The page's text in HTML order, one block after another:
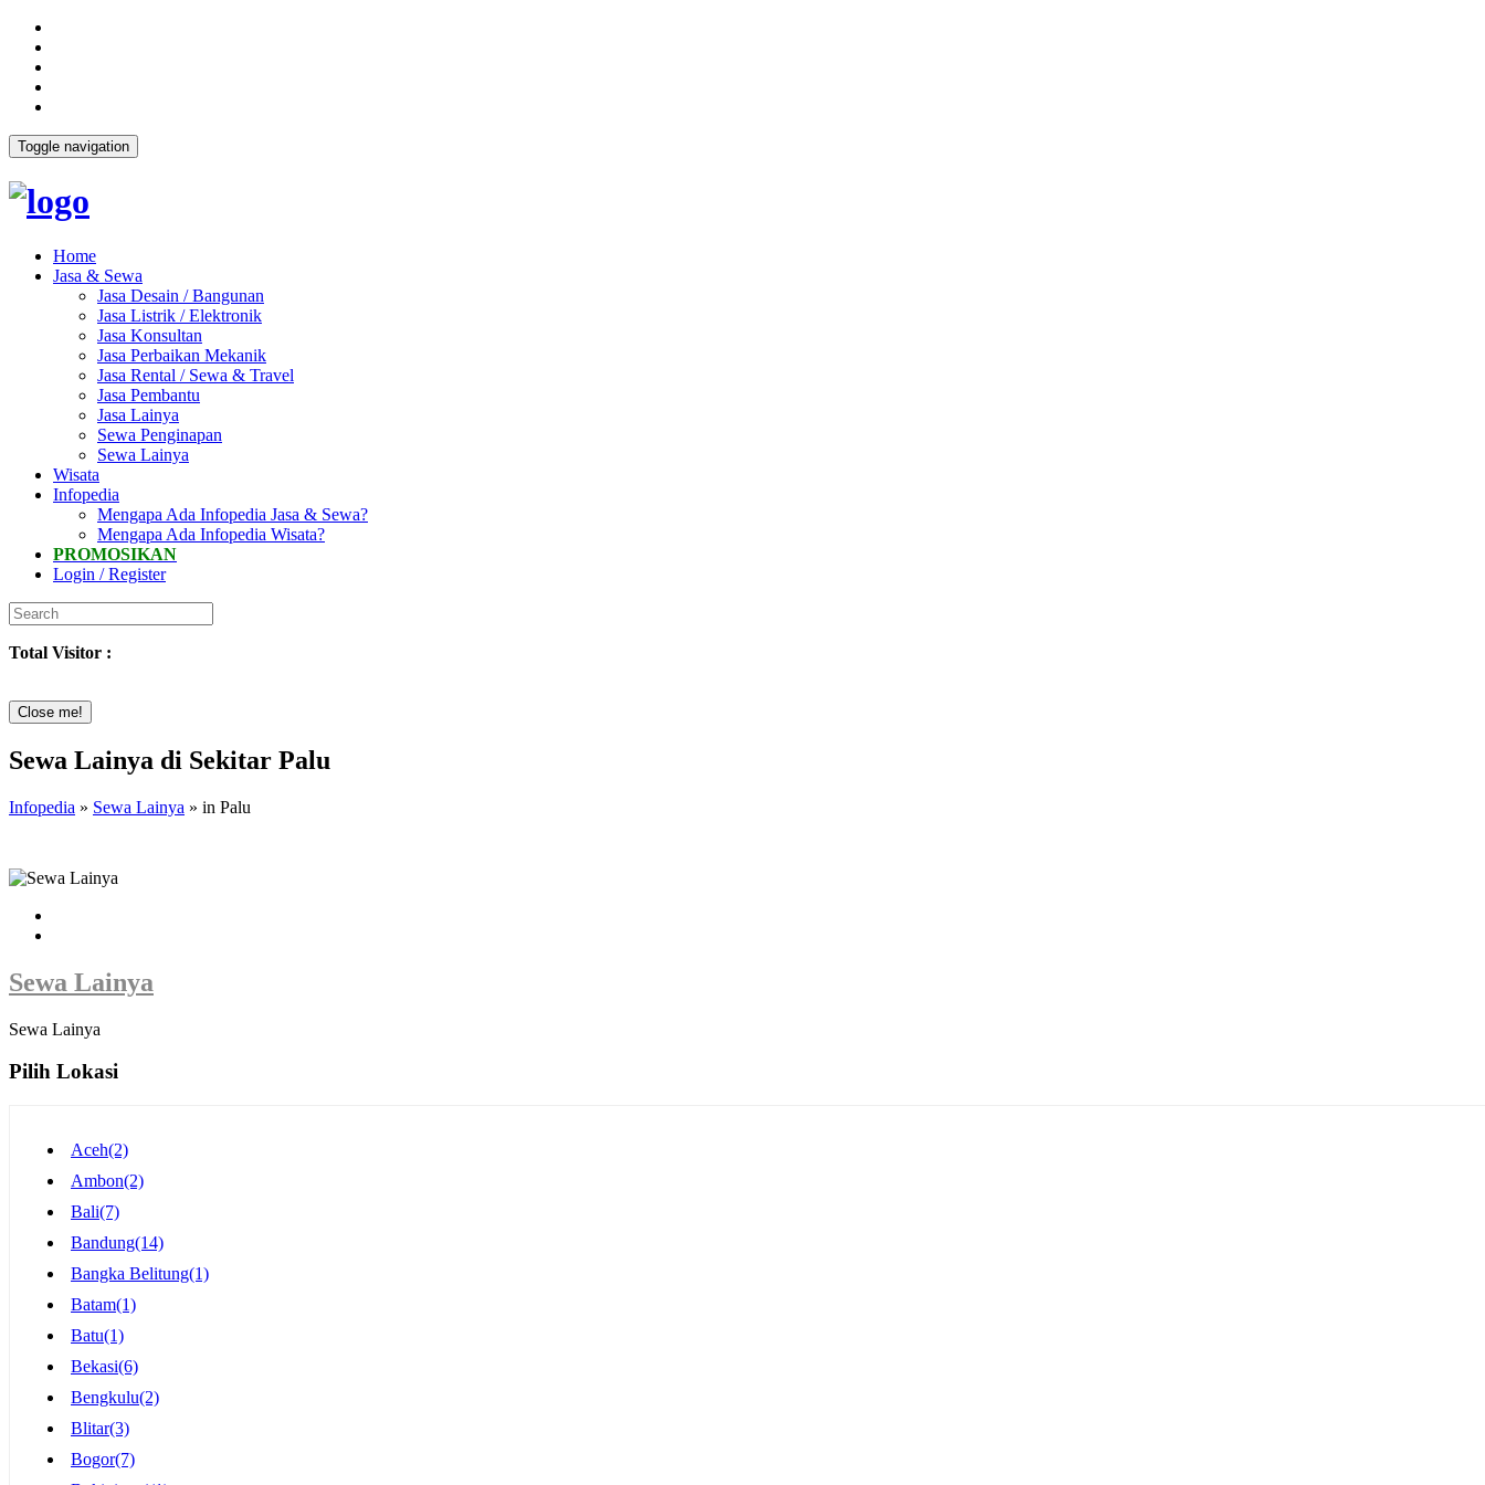
Toggle navigation
Home
Jasa & Sewa
Jasa Desain / Bangunan
Jasa Listrik / Elektronik
Jasa Konsultan
Jasa Perbaikan Mekanik
Jasa Rental / Sewa & Travel
Jasa Pembantu
Jasa Lainya
Sewa Penginapan
Sewa Lainya
Wisata
Infopedia
Mengapa Ada Infopedia Jasa & Sewa?
Mengapa Ada Infopedia Wisata?
PROMOSIKAN
Login / Register
Total Visitor :
Close me!
Sewa Lainya di Sekitar Palu
Infopedia » Sewa Lainya » in Palu
Sewa Lainya
Sewa Lainya
Pilih Lokasi
Aceh(2)
Ambon(2)
Bali(7)
Bandung(14)
Bangka Belitung(1)
Batam(1)
Batu(1)
Bekasi(6)
Bengkulu(2)
Blitar(3)
Bogor(7)